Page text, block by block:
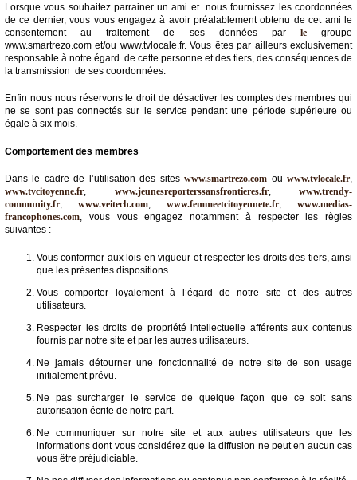
Lorsque vous souhaitez parrainer un ami et nous fournissez les coordonnées
de ce dernier, vous vous engagez à avoir préalablement obtenu de cet ami le
consentement au traitement de ses données par legroupe
www.smartrezo.com et/ou www.tvlocale.fr. Vous êtes par ailleurs exclusivement
responsable à notre égard de cette personne et des tiers, des conséquences de
la transmission de ses coordonnées.
Enfin nous nous réservons le droit de désactiver les comptes des membres qui
ne se sont pas connectés sur le service pendant une période supérieure ou
égale à six mois.
Comportement des membres
Dans le cadre de l’utilisation des siteswww.smartrezo.com ouwww.tvlocale.fr,
www.tvcitoyenne.fr, www.jeunesreporterssansfrontieres.fr, www.trendy-
community.fr, www.veitech.com, www.femmeetcitoyennete.fr, www.medias-
francophones.com, vous vous engagez notamment à respecter les règles
suivantes :
Vous conformer aux lois en vigueur et respecter les droits des tiers, ainsi
que les présentes dispositions.
Vous comporter loyalement à l’égard de notre site et des autres
utilisateurs.
Respecter les droits de propriété intellectuelle afférents aux contenus
fournis par notre site et par les autres utilisateurs.
Ne jamais détourner une fonctionnalité de notre site de son usage
initialement prévu.
Ne pas surcharger le service de quelque façon que ce soit sans
autorisation écrite de notre part.
Ne communiquer sur notre site et aux autres utilisateurs que les
informations dont vous considérez que la diffusion ne peut en aucun cas
vous être préjudiciable.